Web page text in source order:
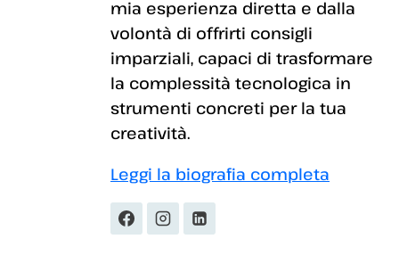
mia esperienza diretta e dalla
volontà di offrirti consigli
imparziali, capaci di trasformare
la complessità tecnologica in
strumenti concreti per la tua
creatività.
Leggi la biografia completa